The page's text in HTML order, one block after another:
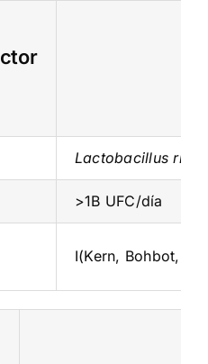
Lactobacillus
>1B UFC/día
I(Kern, Bohbot,